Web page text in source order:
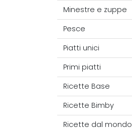
Minestre e zuppe
Pesce
Piatti unici
Primi piatti
Ricette Base
Ricette Bimby
Ricette dal mondo